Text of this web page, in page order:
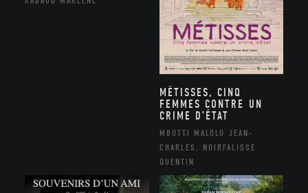
MÉTISSES, CINQ
FEMMES CONTRE UN
CRIME D’ÉTAT
MBOTTI MALOLO JEAN-
CHARLES, NOIRFALISSE
QUENTIN